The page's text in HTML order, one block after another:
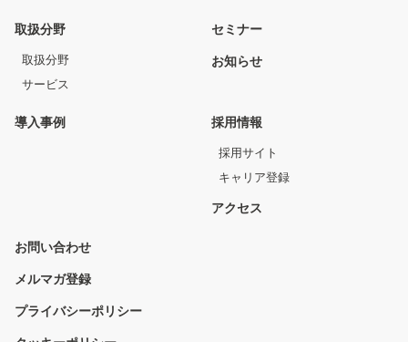
取扱分野
取扱分野
サービス
セミナー
お知らせ
導入事例 採用情報
採用サイト
キャリア登録
アクセス
お問い合わせ
メルマガ登録
プライバシーポリシー